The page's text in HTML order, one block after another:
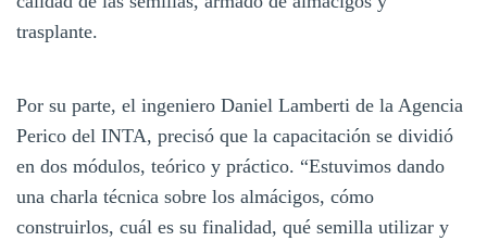
trasplante.
Por su parte, el ingeniero Daniel Lamberti de la Agencia
Perico del INTA, precisó que la capacitación se dividió
en dos módulos, teórico y práctico. “Estuvimos dando
una charla técnica sobre los almácigos, cómo
construirlos, cuál es su finalidad, qué semilla utilizar y